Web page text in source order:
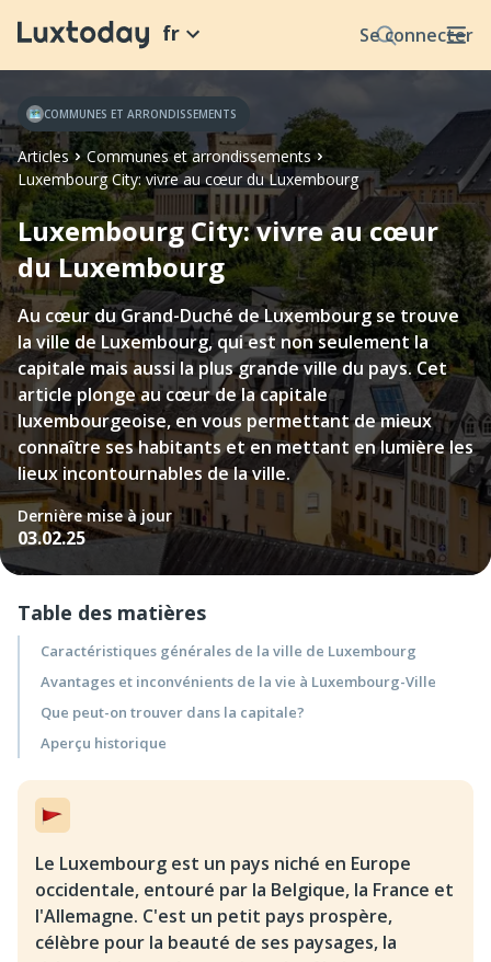
Se connecter
fr
Articles
Communes et arrondissements
Luxembourg City: vivre au cœur du Luxembourg
COMMUNES ET ARRONDISSEMENTS
Luxembourg City: vivre au cœur
du Luxembourg
Au cœur du Grand-Duché de Luxembourg se trouve
la ville de Luxembourg, qui est non seulement la
capitale mais aussi la plus grande ville du pays. Cet
article plonge au cœur de la capitale
luxembourgeoise, en vous permettant de mieux
connaître ses habitants et en mettant en lumière les
lieux incontournables de la ville.
Dernière mise à jour
03.02.25
Table des matières
Caractéristiques générales de la ville de Luxembourg
Avantages et inconvénients de la vie à Luxembourg-Ville
Que peut-on trouver dans la capitale?
Aperçu historique
Le Luxembourg est un pays niché en Europe
occidentale, entouré par la Belgique, la France et
l'Allemagne. C'est un petit pays prospère,
célèbre pour la beauté de ses paysages, la